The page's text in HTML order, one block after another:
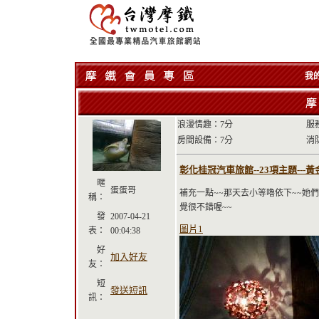
我
暱
稱：
蛋蛋哥
發
表：
2007-04-21
00:04:38
好
友：
加入好友
短
訊：
發送短訊
浪漫情趣：7分
服
房間設備：7分
消
彰化桂冠汽車旅館--23項主題---黃
補充一點~~那天去小等嚕依下~~她
覺很不錯喔~~
圖片1